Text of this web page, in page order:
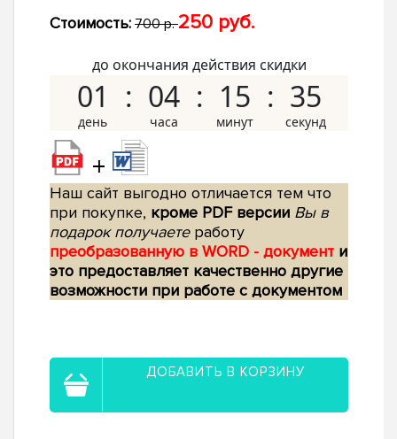
Стоимость: 700 р.250 руб.
до окончания действия скидки
01 04 15 34
+
Наш сайт выгодно отличается тем что
при покупке, кроме PDF версии Вы в
подарок получаетеработу
преобразованную в WORD - документ и
это предоставляет качественно другие
возможности при работе с документом
ДОБАВИТЬ В КОРЗИНУ